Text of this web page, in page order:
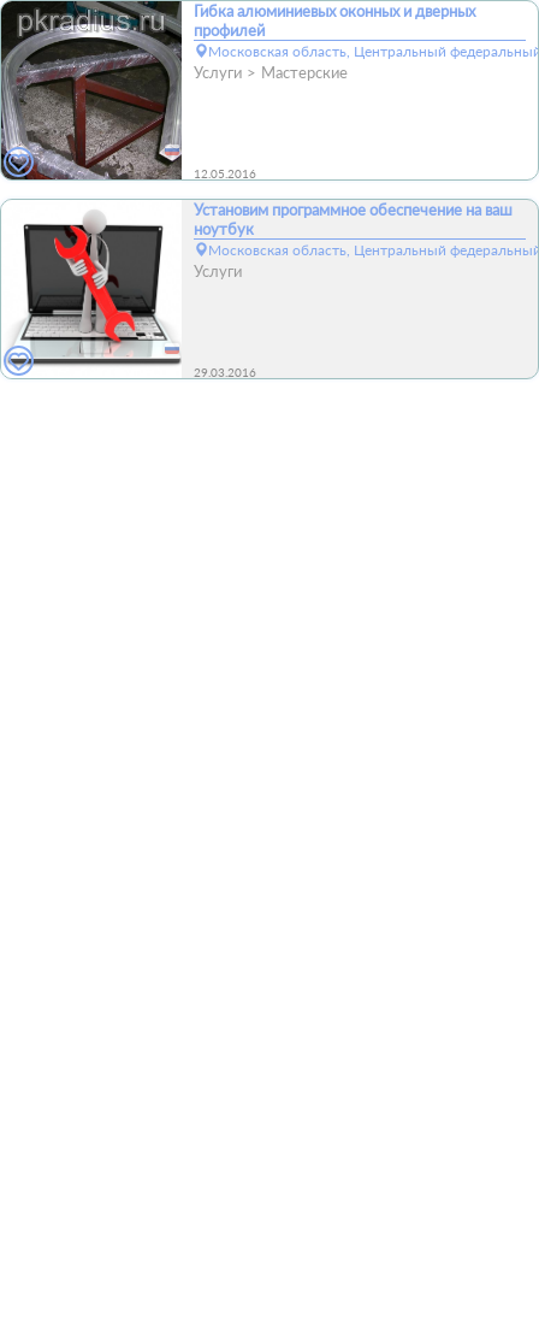
Гибка алюминиевых оконных и дверных
профилей
Московская область, Центральный
Услуги Мастерские
12.05.2016
Установим программное обеспечение на ваш
ноутбук
Московская область, Центральный
Услуги
29.03.2016